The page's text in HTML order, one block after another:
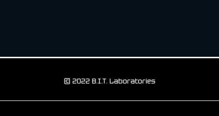
© 2022 B.I.T. Laboratories